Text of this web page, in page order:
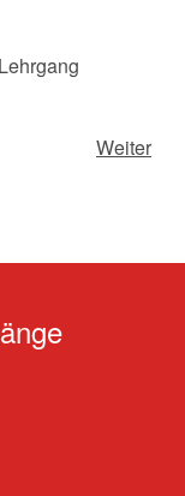
Weiter